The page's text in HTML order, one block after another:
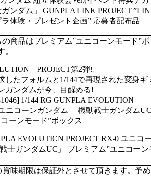
商品はプレミアム”ユニコーンモード”ボ
。
PROJECT第2弾!!
したフォルムと1/144で再現された変身ギ
ガンダムが今、目醒める!
1/144 RG GUNPLA EVOLUTION
ニコーンガンダム 「機動戦士ガンダム
ーンモード”ボックス
賞味期限は保証外とさせて頂きます。予